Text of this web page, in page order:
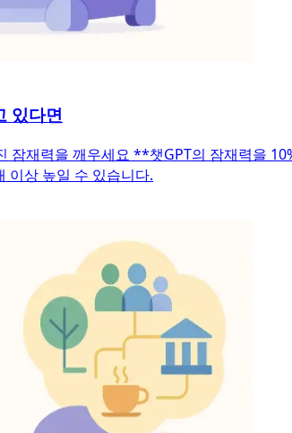
있다면
잠재력을 깨우세요 **챗GPT의 잠재력을
이상 높일 수 있습니다.